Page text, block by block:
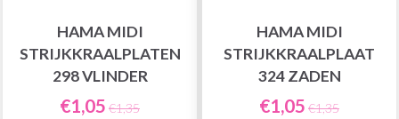
HAMA MIDI
STRIJKKRAALPLATEN
298 VLINDER
€1,05 €1,35
HAMA MIDI
STRIJKKRAALPLAAT
324 ZADEN
€1,05 €1,35